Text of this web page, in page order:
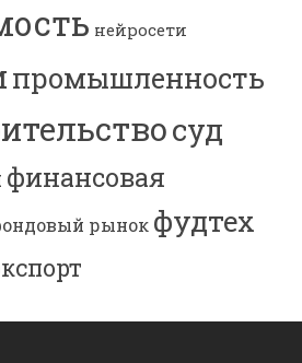
нейросети
промышленность
суд
финансовая
рынок фудтех